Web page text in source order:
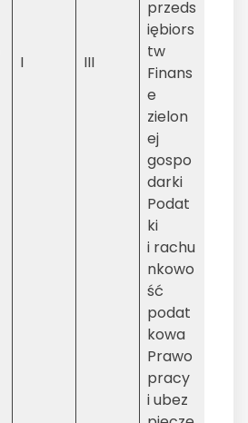
I III
przeds
iębiors
tw
Finans
e
zielon
ej
gospo
darki
Podat
ki
i rachu
nkowo
ść
podat
kowa
Prawo
pracy
i ubez